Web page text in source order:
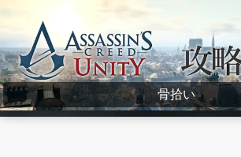
Assassin's Creed Unity Wiki
骨拾い